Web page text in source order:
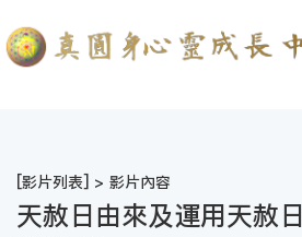
[影片列表] > 影片內容
天赦日由來及運用天赦日